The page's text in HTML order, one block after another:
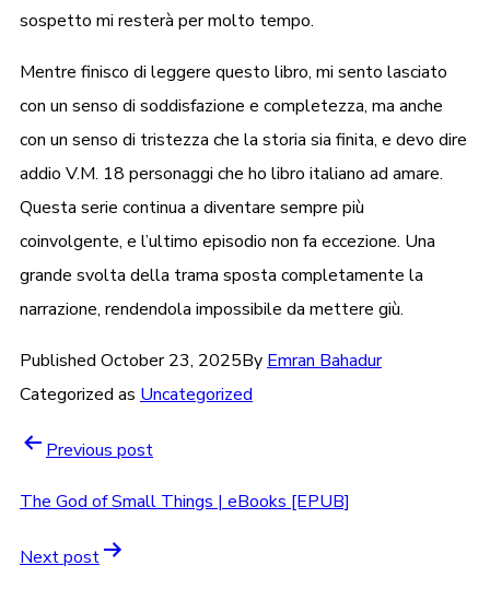
sospetto mi resterà per molto tempo.
Mentre finisco di leggere questo libro, mi sento lasciato
con un senso di soddisfazione e completezza, ma anche
con un senso di tristezza che la storia sia finita, e devo dire
addio V.M. 18 personaggi che ho libro italiano ad amare.
Questa serie continua a diventare sempre più
coinvolgente, e l’ultimo episodio non fa eccezione. Una
grande svolta della trama sposta completamente la
narrazione, rendendola impossibile da mettere giù.
Published October 23, 2025By Emran Bahadur
Categorized as Uncategorized
Previous post
The God of Small Things | eBooks [EPUB]
Next post